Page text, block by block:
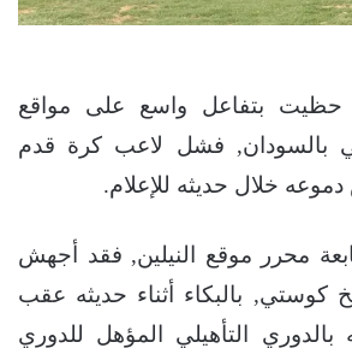
بتفاعل واسع على مواقع
بالسودان, فشل لاعب كرة قدم
خلال حديثه للإعلام.
محرر موقع النيلين, فقد أجهش
كوستي, بالبكاء أثناء حديثه عقب
بالدوري التأهيلي المؤهل للدوري